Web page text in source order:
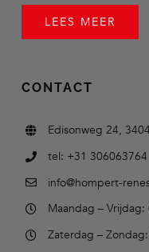
LEES MEER
CONTACT
Edisonweg 24,
tel: +31 306063764
info@hompert-
Maandag –
Zaterdag –